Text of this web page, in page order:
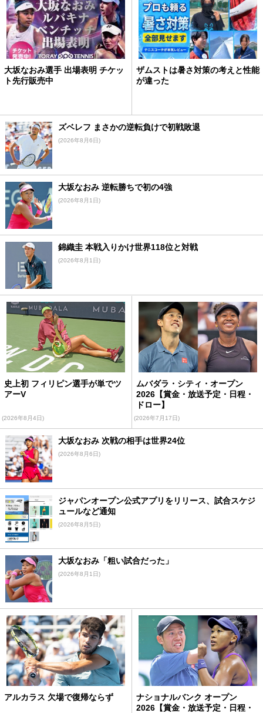
大坂なおみ選手 出場表明 チケッ
ト先行販売中
ザムストは暑さ対策の考えと性能
が違った
ズベレフ まさかの逆転負けで初戦敗退
(2026年8月6日)
大坂なおみ 逆転勝ちで初の4強
(2026年8月1日)
錦織圭 本戦入りかけ世界118位と対戦
(2026年8月1日)
史上初 フィリピン選手が単でツ
アーV
(2026年8月4日)
ムバダラ・シティ・オープン
2026【賞金・放送予定・日程・
ドロー】
(2026年7月17日)
大坂なおみ 次戦の相手は世界24位
(2026年8月6日)
ジャパンオープン公式アプリをリリース、試合スケジ
ュールなど通知
(2026年8月5日)
大坂なおみ「粗い試合だった」
(2026年8月1日)
アルカラス 欠場で復帰ならず
ナショナルバンク オープン
2026【賞金・放送予定・日程・